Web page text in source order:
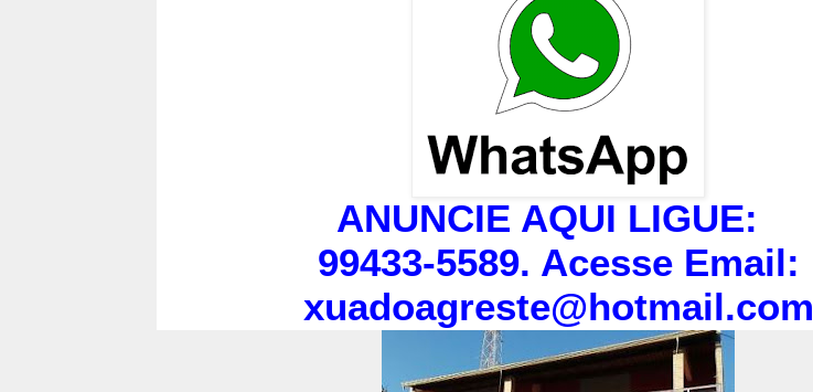
ANUNCIE AQUI LIGUE:
99433-5589. Acesse Email:
xuadoagreste@hotmail.com